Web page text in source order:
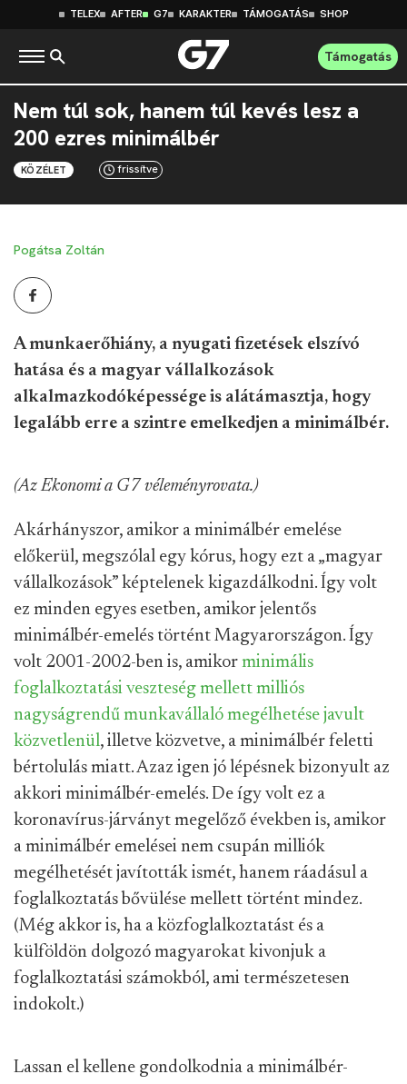
TELEX AFTER G7 KARAKTER TÁMOGATÁS SHOP
Támogatás
Nem túl sok, hanem túl kevés lesz a
200 ezres minimálbér
KÖZÉLET frissítve
Pogátsa Zoltán
A munkaerőhiány, a nyugati fizetések elszívó
hatása és a magyar vállalkozások
alkalmazkodóképessége is alátámasztja, hogy
legalább erre a szintre emelkedjen a minimálbér.
(Az Ekonomi a G7 véleményrovata.)
Akárhányszor, amikor a minimálbér emelése
előkerül, megszólal egy kórus, hogy ezt a „magyar
vállalkozások” képtelenek kigazdálkodni. Így volt
ez minden egyes esetben, amikor jelentős
minimálbér-emelés történt Magyarországon. Így
volt 2001-2002-ben is, amikor minimális
foglalkoztatási veszteség mellett milliós
nagyságrendű munkavállaló megélhetése javult
közvetlenül, illetve közvetve, a minimálbér feletti
bértolulás miatt. Azaz igen jó lépésnek bizonyult az
akkori minimálbér-emelés. De így volt ez a
koronavírus-járványt megelőző években is, amikor
a minimálbér emelései nem csupán milliók
megélhetését javították ismét, hanem ráadásul a
foglalkoztatás bővülése mellett történt mindez.
(Még akkor is, ha a közfoglalkoztatást és a
külföldön dolgozó magyarokat kivonjuk a
foglalkoztatási számokból, ami természetesen
indokolt.)
Lassan el kellene gondolkodnia a minimálbér-